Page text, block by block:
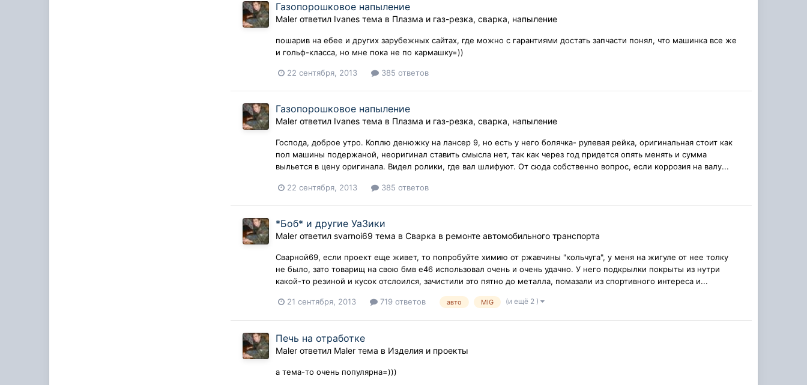
Газопорошковое напыление
Maler ответил Ivanes тема в Плазма и газ-резка, сварка, напыление
пошарив на ебее и других зарубежных сайтах, где можно с гарантиями достать запчасти понял, что машинка все же
и гольф-класса, но мне пока не по кармашку=))
22 сентября, 2013 385 ответов
Газопорошковое напыление
Maler ответил Ivanes тема в Плазма и газ-резка, сварка, напыление
Господа, доброе утро. Коплю денюжку на лансер 9, но есть у него болячка- рулевая рейка, оригинальная стоит как
пол машины подержаной, неоригинал ставить смысла нет, так как через год придется опять менять и сумма
выльется в цену оригинала. Видел ролики, где вал шлифуют. От сюда собственно вопрос, если коррозия на валу...
22 сентября, 2013 385 ответов
*Боб* и другие УаЗики
Maler ответилsvarnoi69 тема вСварка в ремонте автомобильного транспорта
Сварной69, если проект еще живет, то попробуйте химию от ржавчины "кольчуга", у меня на жигуле от нее толку
не было, зато товарищ на свою бмв е46 использовал очень и очень удачно. У него подкрылки покрыты из нутри
какой-то резиной и кусок отслоился, зачистили это пятно до металла, помазали из спортивного интереса и...
21 сентября, 2013 719 ответов авто MIG (и ещё 2 )
Печь на отработке
Maler ответил Maler тема в Изделия и проекты
а тема-то очень популярна=)))